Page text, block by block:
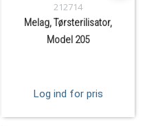
212714
Melag, Tørsterilisator,
Model 205
Log ind for pris